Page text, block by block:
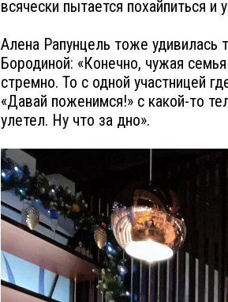
всячески пытается похайпиться и
Алена Рапунцель тоже
Бородиной: «Конечно, чужая
стремно. То с одной участницей
«Давай поженимся!» с какой-то
улетел. Ну что за дно».